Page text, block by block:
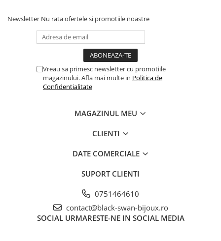
Newsletter Nu rata ofertele si promotiile noastre
Vreau sa primesc newsletter cu promotiile
magazinului. Afla mai multe in Politica de
Confidentialitate
MAGAZINUL MEU
CLIENTI
DATE COMERCIALE
SUPORT CLIENTI
0751464610
contact@black-swan-bijoux.ro
SOCIAL URMARESTE-NE IN SOCIAL MEDIA